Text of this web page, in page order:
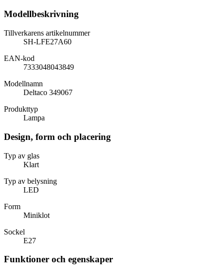
Modellbeskrivning
Tillverkarens artikelnummer
SH-LFE27A60
EAN-kod
7333048043849
Modellnamn
Deltaco 349067
Produkttyp
Lampa
Design, form och placering
Typ av glas
Klart
Typ av belysning
LED
Form
Miniklot
Sockel
E27
Funktioner och egenskaper